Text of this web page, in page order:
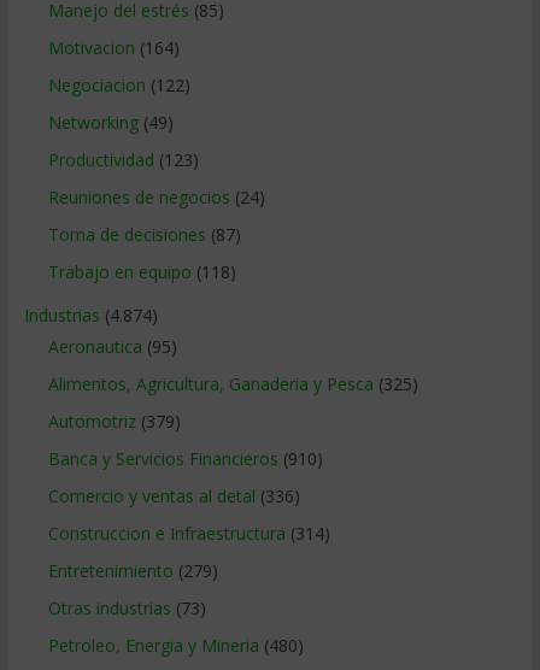
Manejo del estrés (85)
Motivacion (164)
Negociacion (122)
Networking(49)
Productividad (123)
Reuniones de negocios (24)
Toma de decisiones (87)
Trabajo en equipo (118)
Industrias (4.874)
Aeronautica (95)
Alimentos, Agricultura, Ganaderia y Pesca (325)
Automotriz(379)
Banca y Servicios Financieros (910)
Comercio y ventas al detal (336)
Construccion e Infraestructura (314)
Entretenimiento (279)
Otras industrias (73)
Petroleo, Energia y Mineria (480)